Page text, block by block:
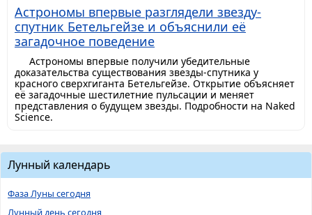
Астрономы впервые разглядели звезду-
спутник Бетельгейзе и объяснили её
загадочное поведение
Астрономы впервые получили убедительные
доказательства существования звезды-спутника у
красного сверхгиганта Бетельгейзе. Открытие объясняет
её загадочные шестилетние пульсации и меняет
представления о будущем звезды. Подробности на Naked
Science.
Лунный календарь
Фаза Луны сегодня
Лунный день сегодня